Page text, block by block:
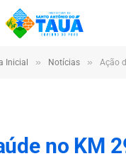
Inicial » Notícias » Ação de
no KM